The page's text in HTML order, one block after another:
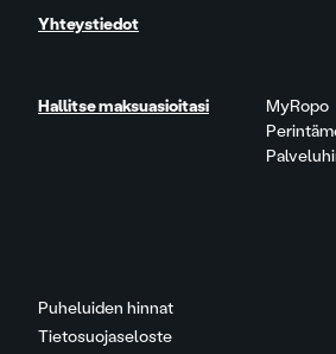
Puheluiden hinnat
Tietosuojaseloste
Yhteystiedot
Hallitse maksuasioitasi
MyRopo